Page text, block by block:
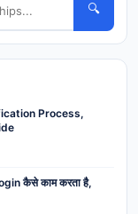
🔍
Process,
कैसे काम करता है,